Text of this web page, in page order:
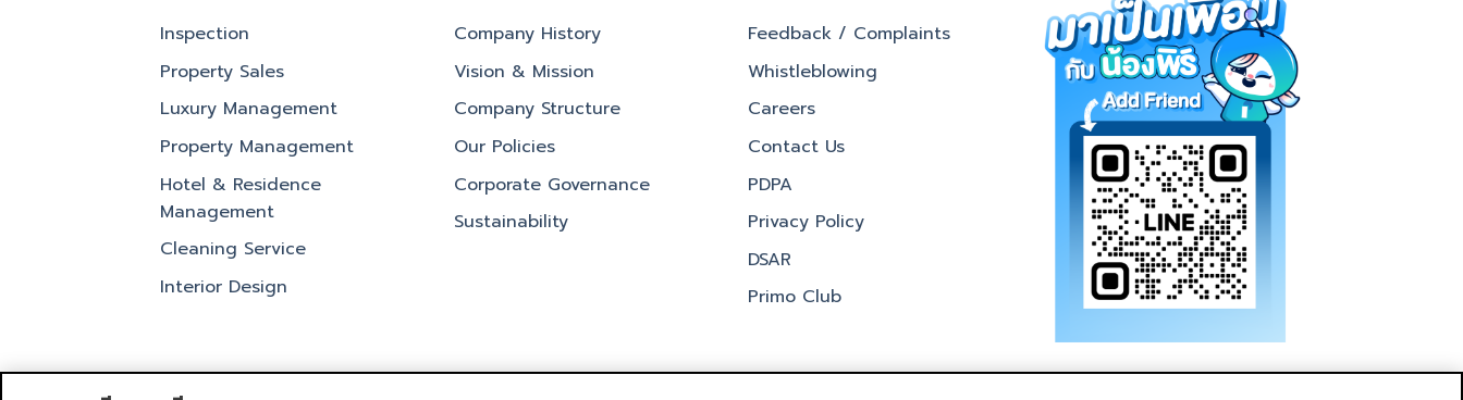
Inspection
Property Sales
Luxury Management
Property Management
Hotel & Residence
Management
Cleaning Service
Interior Design
Company History
Vision & Mission
Company Structure
Our Policies
Corporate Governance
Sustainability
Feedback / Complaints
Whistleblowing
Careers
Contact Us
PDPA
Privacy Policy
DSAR
Primo Club